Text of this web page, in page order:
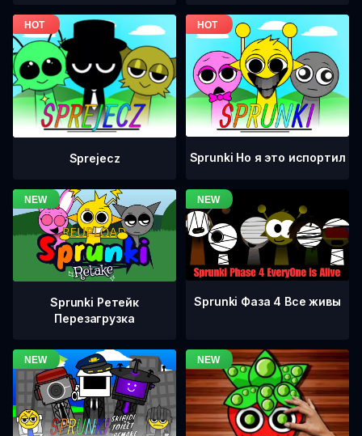
Sprejecz Sprunki Но я это испортил
Sprunki Ретейк
Перезагрузка
Sprunki Фаза 4 Все живы